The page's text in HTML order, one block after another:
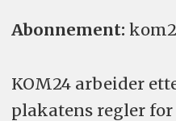
Abonnement:
KOM24 arbeider
plakatens regler